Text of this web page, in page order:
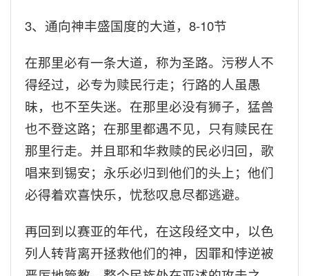
3、通向神丰盛国度的大道，8-10节
在那里必有一条大道，称为圣路。污秽人不
得经过，必专为赎民行走；行路的人虽愚
昧，也不至失迷。在那里必没有狮子，猛兽
也不登这路；在那里都遇不见，只有赎民在
那里行走。并且耶和华救赎的民必归回，歌
唱来到锡安；永乐必归到他们的头上；他们
必得着欢喜快乐，忧愁叹息尽都逃避。
再回到以赛亚的年代，在这段经文中，以色
列人转背离开拯救他们的神，因罪和悖逆被